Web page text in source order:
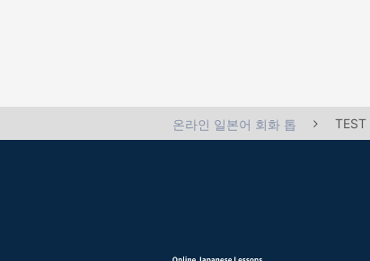
온라인 일본어 회화 톱 TEST